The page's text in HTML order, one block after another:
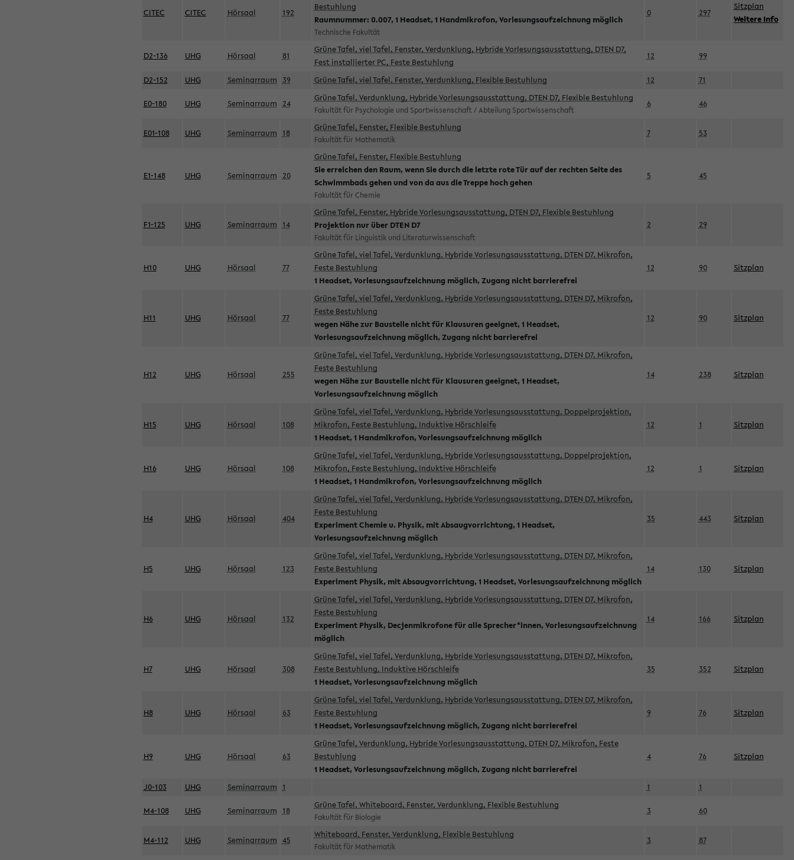
CITEC CITEC Hörsaal 192
Bestuhlung
Raumnummer: 0.007, 1 Headset, 1 Handmikrofon, Vorlesungsaufzeichnung möglich
Technische Fakultät
0 297
Sitzplan
Weitere Info
D2-136 UHG Hörsaal 81
Grüne Tafel, viel Tafel, Fenster, Verdunklung, Hybride Vorlesungsausstattung, DTEN D7,
Fest installierter PC, Feste Bestuhlung
12 99
D2-152 UHG Seminarraum 39 Grüne Tafel, viel Tafel, Fenster, Verdunklung, Flexible Bestuhlung 12 71
E0-180 UHG Seminarraum 24
Grüne Tafel, Verdunklung, Hybride Vorlesungsausstattung, DTEN D7, Flexible Bestuhlung
Fakultät für Psychologie und Sportwissenschaft / Abteilung Sportwissenschaft
6 46
E01-108 UHG Seminarraum 18
Grüne Tafel, Fenster, Flexible Bestuhlung
Fakultät für Mathematik
7 53
E1-148 UHG Seminarraum 20
Grüne Tafel, Fenster, Flexible Bestuhlung
Sie erreichen den Raum, wenn Sie durch die letzte rote Tür auf der rechten Seite des
Schwimmbads gehen und von da aus die Treppe hoch gehen
Fakultät für Chemie
5 45
F1-125 UHG Seminarraum 14
Grüne Tafel, Fenster, Hybride Vorlesungsausstattung, DTEN D7, Flexible Bestuhlung
Projektion nur über DTEN D7
Fakultät für Linguistik und Literaturwissenschaft
2 29
H10 UHG Hörsaal 77
Grüne Tafel, viel Tafel, Verdunklung, Hybride Vorlesungsausstattung, DTEN D7, Mikrofon,
Feste Bestuhlung
1 Headset, Vorlesungsaufzeichnung möglich, Zugang nicht barrierefrei
12 90 Sitzplan
H11 UHG Hörsaal 77
Grüne Tafel, viel Tafel, Verdunklung, Hybride Vorlesungsausstattung, DTEN D7, Mikrofon,
Feste Bestuhlung
wegen Nähe zur Baustelle nicht für Klausuren geeignet, 1 Headset,
Vorlesungsaufzeichnung möglich, Zugang nicht barrierefrei
12 90 Sitzplan
H12 UHG Hörsaal 255
Grüne Tafel, viel Tafel, Verdunklung, Hybride Vorlesungsausstattung, DTEN D7, Mikrofon,
Feste Bestuhlung
wegen Nähe zur Baustelle nicht für Klausuren geeignet, 1 Headset,
Vorlesungsaufzeichnung möglich
14 238 Sitzplan
H15 UHG Hörsaal 108
Grüne Tafel, viel Tafel, Verdunklung, Hybride Vorlesungsausstattung, Doppelprojektion,
Mikrofon, Feste Bestuhlung, Induktive Hörschleife
1 Headset, 1 Handmikrofon, Vorlesungsaufzeichnung möglich
12 1 Sitzplan
H16 UHG Hörsaal 108
Grüne Tafel, viel Tafel, Verdunklung, Hybride Vorlesungsausstattung, Doppelprojektion,
Mikrofon, Feste Bestuhlung, Induktive Hörschleife
1 Headset, 1 Handmikrofon, Vorlesungsaufzeichnung möglich
12 1 Sitzplan
H4 UHG Hörsaal 404
Grüne Tafel, viel Tafel, Verdunklung, Hybride Vorlesungsausstattung, DTEN D7, Mikrofon,
Feste Bestuhlung
Experiment Chemie u. Physik, mit Absaugvorrichtung, 1 Headset,
Vorlesungsaufzeichnung möglich
35 443 Sitzplan
H5 UHG Hörsaal 123
Grüne Tafel, viel Tafel, Verdunklung, Hybride Vorlesungsausstattung, DTEN D7, Mikrofon,
Feste Bestuhlung
Experiment Physik, mit Absaugvorrichtung, 1 Headset, Vorlesungsaufzeichnung möglich
14 130 Sitzplan
H6 UHG Hörsaal 132
Grüne Tafel, viel Tafel, Verdunklung, Hybride Vorlesungsausstattung, DTEN D7, Mikrofon,
Feste Bestuhlung
Experiment Physik, Decjenmikrofone für alle Sprecher*innen, Vorlesungsaufzeichnung
möglich
14 166 Sitzplan
H7 UHG Hörsaal 308
Grüne Tafel, viel Tafel, Verdunklung, Hybride Vorlesungsausstattung, DTEN D7, Mikrofon,
Feste Bestuhlung, Induktive Hörschleife
1 Headset, Vorlesungsaufzeichnung möglich
35 352 Sitzplan
H8 UHG Hörsaal 63
Grüne Tafel, viel Tafel, Verdunklung, Hybride Vorlesungsausstattung, DTEN D7, Mikrofon,
Feste Bestuhlung
1 Headset, Vorlesungsaufzeichnung möglich, Zugang nicht barrierefrei
9 76 Sitzplan
H9 UHG Hörsaal 63
Grüne Tafel, Verdunklung, Hybride Vorlesungsausstattung, DTEN D7, Mikrofon, Feste
Bestuhlung
1 Headset, Vorlesungsaufzeichnung möglich, Zugang nicht barrierefrei
4 76 Sitzplan
J0-103 UHG Seminarraum 1 1 1
M4-108 UHG Seminarraum 18
Grüne Tafel, Whiteboard, Fenster, Verdunklung, Flexible Bestuhlung
Fakultät für Biologie
3 60
M4-112 UHG Seminarraum 45
Whiteboard, Fenster, Verdunklung, Flexible Bestuhlung
Fakultät für Mathematik
3 87